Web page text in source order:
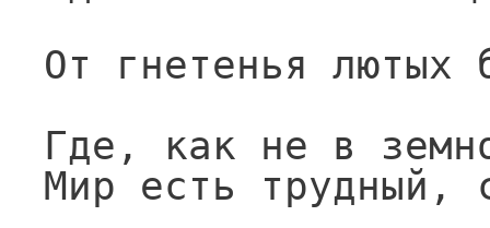
От гнетенья лютых
Где, как не в
Мир есть трудный,